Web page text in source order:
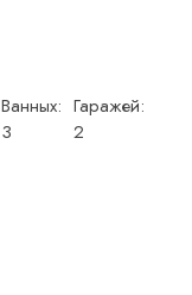
Ванных:
3
Гаражей:
2